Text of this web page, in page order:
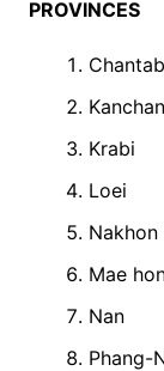
PROVINCES
Krabi
Loei
Nakhon
Mae
Nan
Phang-